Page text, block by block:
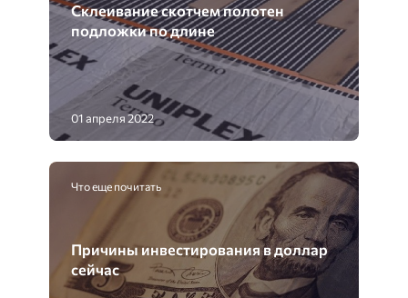
Склеивание скотчем полотен
подложки по длине
01 апреля 2022
Что еще почитать
Причины инвестирования в доллар
сейчас